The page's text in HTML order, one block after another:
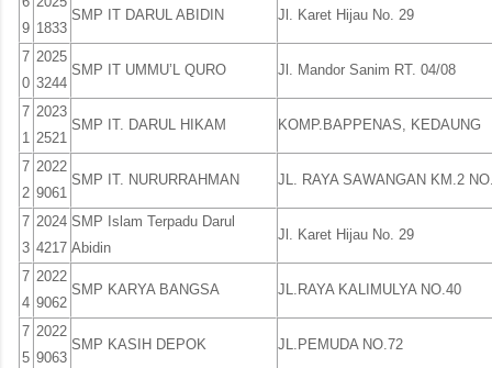
9 1833
SMP IT DARUL ABIDIN Jl. Karet Hijau No. 29
7
0
2025
3244
SMP IT UMMU’L QURO Jl. Mandor Sanim RT. 04/08
7
1
2023
2521
SMP IT. DARUL HIKAM KOMP.BAPPENAS, KEDAUNG
7
2
2022
9061
SMP IT. NURURRAHMAN JL. RAYA SAWANGAN KM.2
7
3
2024
4217
SMP Islam Terpadu Darul
Abidin
Jl. Karet Hijau No. 29
7
4
2022
9062
SMP KARYA BANGSA JL.RAYA KALIMULYA NO.40
7
5
2022
9063
SMP KASIH DEPOK JL.PEMUDA NO.72